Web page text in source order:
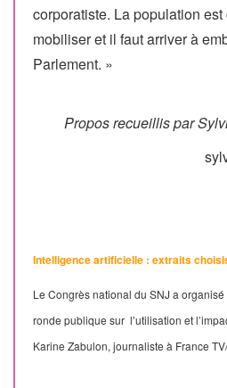
corporatiste. La population
mobiliser et il faut arriver à
Parlement. »
Propos recueillis par
Intelligence artificielle : extraits
Le Congrès national du SNJ a
ronde publique sur l’utilisation et
Karine Zabulon, journaliste à France